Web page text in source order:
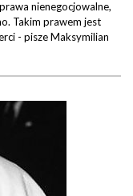
nienegocjowalne,
Takim prawem jest
- pisze Maksymilian